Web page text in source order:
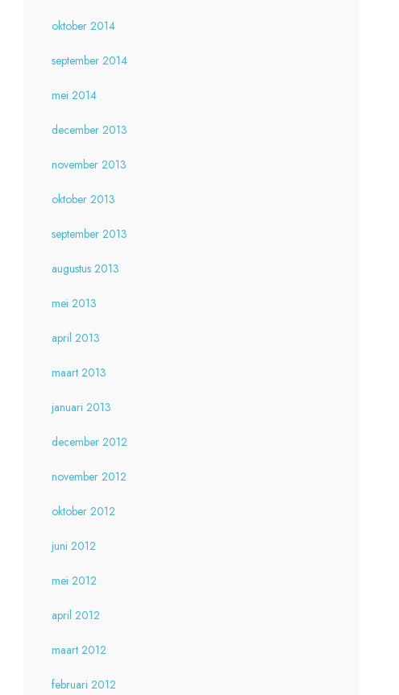
oktober 2014
september 2014
mei 2014
december 2013
november 2013
oktober 2013
september 2013
augustus 2013
mei 2013
april 2013
maart 2013
januari 2013
december 2012
november 2012
oktober 2012
juni 2012
mei 2012
april 2012
maart 2012
februari 2012